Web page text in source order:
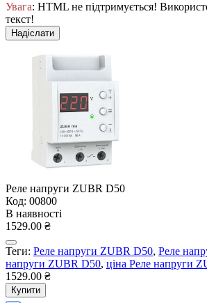
Увага: HTML не підтримується!
текст!
Надіслати
Реле напруги ZUBR D50
Код: 00800
В наявності
1529.00 ₴
Теги: Реле напруги ZUBR D50, Реле
напруги ZUBR D50, ціна Реле напруги
1529.00 ₴
Купити